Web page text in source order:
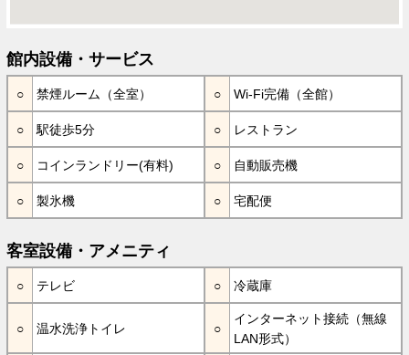
館内設備・サービス
禁煙ルーム（全室） Wi-Fi完備（全館）
駅徒歩5分 レストラン
コインランドリー(有料) 自動販売機
製氷機 宅配便
客室設備・アメニティ
テレビ 冷蔵庫
温水洗浄トイレ
インターネット接続（無線
LAN形式）